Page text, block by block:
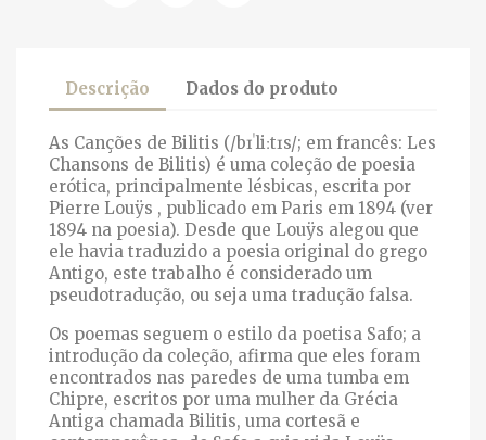
Descrição Dados do produto
As Canções de Bilitis (/bɪˈliːtɪs/; em francês: Les
Chansons de Bilitis) é uma coleção de poesia
erótica, principalmente lésbicas, escrita por
Pierre Louÿs , publicado em Paris em 1894 (ver
1894 na poesia). Desde que Louÿs alegou que
ele havia traduzido a poesia original do grego
Antigo, este trabalho é considerado um
pseudotradução, ou seja uma tradução falsa.
Os poemas seguem o estilo da poetisa Safo; a
introdução da coleção, afirma que eles foram
encontrados nas paredes de uma tumba em
Chipre, escritos por uma mulher da Grécia
Antiga chamada Bilitis, uma cortesã e